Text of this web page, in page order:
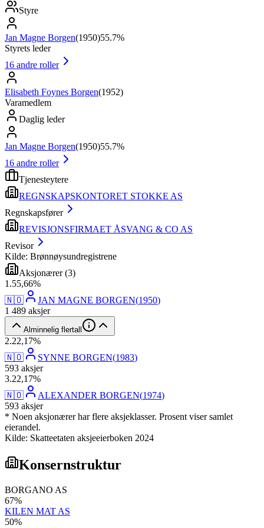
Styre
Jan Magne Borgen(1950)55.7%
Styrets leder
16 andre roller
Elisabeth Foynes Borgen(1952)
Varamedlem
Daglig leder
Jan Magne Borgen(1950)55.7%
16 andre roller
Tjenesteytere
REGNSKAPSKONTORET STOKKE AS
Regnskapsfører
REVISJONSFIRMAET ÅSVANG & CO AS
Revisor
Kilde: Brønnøysundregistrene
Aksjonærer(3)
1 .55,66%
🇳🇴
JAN MAGNE BORGEN(1950)
1 489 aksjer
Alminnelig flertall
2.22,17%
🇳🇴
SYNNE BORGEN(1983)
593 aksjer
3.22,17%
🇳🇴
ALEXANDER BORGEN(1974)
593 aksjer
* Noen aksjonærer har flere aksjeklasser. Prosent viser samlet
eierandel.
Kilde: Skatteetaten aksjeeierboken 2024
Konsernstruktur
BORGANO AS
67%
KILEN MAT AS
50%